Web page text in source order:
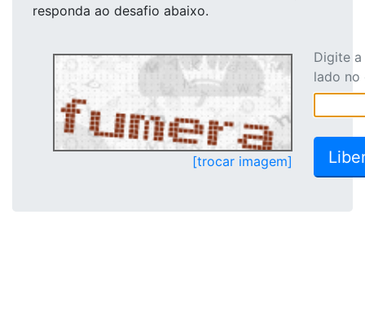
responda ao desafio abaixo.
[trocar imagem]
Digite
lado no